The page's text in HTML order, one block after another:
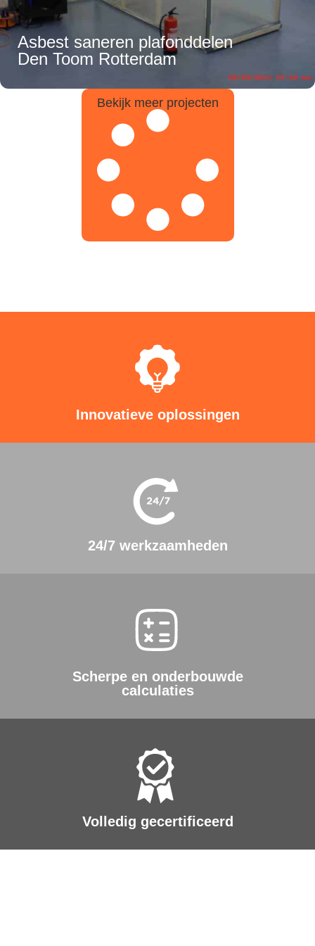
Asbest saneren plafonddelen
Den Toom Rotterdam
Bekijk meer projecten
Innovatieve oplossingen
24/7 werkzaamheden
Scherpe en onderbouwde
calculaties
Volledig gecertificeerd